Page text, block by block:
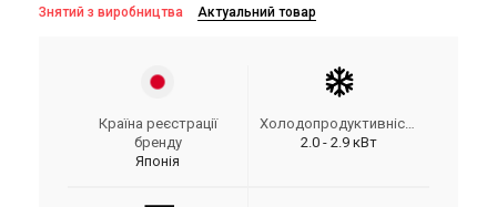
Знятий з виробництва Актуальний товар
Країна реєстрації
бренду
Японія
Холодопродуктивність
2.0 - 2.9 кВт